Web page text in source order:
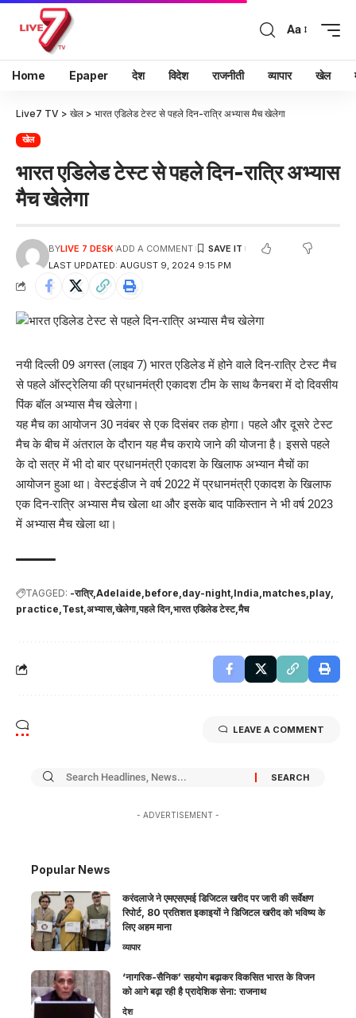
Aa
Home Epaper देश विदेश राजनीती व्यापार खेल
Live7 TV > खेल > भारत एडिलेड टेस्ट से पहले दिन-रात्रि अभ्यास मैच खेलेगा
खेल
भारत एडिलेड टेस्ट से पहले दिन-रात्रि अभ्यास
मैच खेलेगा
LAST UPDATED: AUGUST 9, 2024 9:15 PM
BYLIVE 7 DESK ADD A COMMENT
नयी दिल्ली 09 अगस्त (लाइव 7) भारत एडिलेड में होने वाले दिन-रात्रि टेस्ट मैच
से पहले ऑस्ट्रेलिया की प्रधानमंत्री एकादश टीम के साथ कैनबरा में दो दिवसीय
पिंक बॉल अभ्यास मैच खेलेगा।
यह मैच का आयोजन 30 नवंबर से एक दिसंबर तक होगा। पहले और दूसरे टेस्ट
मैच के बीच में अंतराल के दौरान यह मैच कराये जाने की योजना है। इससे पहले
के दो सत्र में भी दो बार प्रधानमंत्री एकादश के खिलाफ अभ्यान मैचों का
आयोजन हुआ था। वेस्टइंडीज ने वर्ष 2022 में प्रधानमंत्री एकादश के खिलाफ
एक दिन-रात्रि अभ्यास मैच खेला था और इसके बाद पाकिस्तान ने भी वर्ष 2023
में अभ्यास मैच खेला था।
TAGGED: -रात्रि Adelaide before day-night India matches play
practice Test अभ्यास खेलेगा पहले दिन भारत एडिलेड टेस्ट मैच
LEAVE A COMMENT
- ADVERTISEMENT -
Popular News
करंदलाजे ने एमएसएमई डिजिटल खरीद पर जारी की सर्वेक्षण
रिपोर्ट, 80 प्रतिशत इकाइयों ने डिजिटल खरीद को भविष्य के
लिए अहम माना
व्यापार
‘नागरिक-सैनिक’ सहयोग बढ़ाकर विकसित भारत के विजन
को आगे बढ़ा रही है प्रादेशिक सेना: राजनाथ
देश